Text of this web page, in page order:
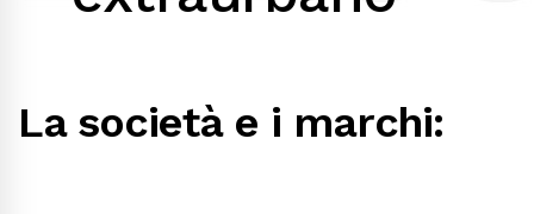
La società e i marchi: